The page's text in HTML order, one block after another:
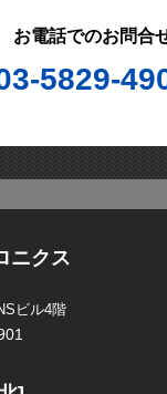
お電話でのお問合
5829-
ニクス
ビル4階